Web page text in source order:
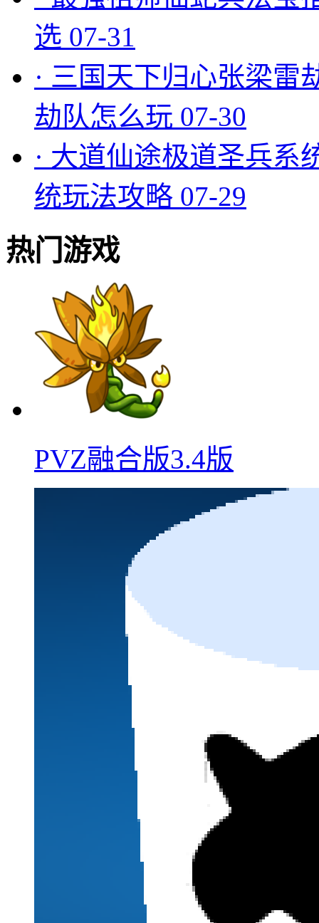
选 07-31
· 三国天下归心张梁雷
劫队怎么玩 07-30
· 大道仙途极道圣兵系
统玩法攻略 07-29
热门游戏
PVZ融合版3.4版